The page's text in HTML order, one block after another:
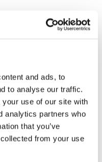
and ads, to
to analyse our traffic.
use of our site with
analytics partners who
that you’ve
from your use
Christopher
a
um novo